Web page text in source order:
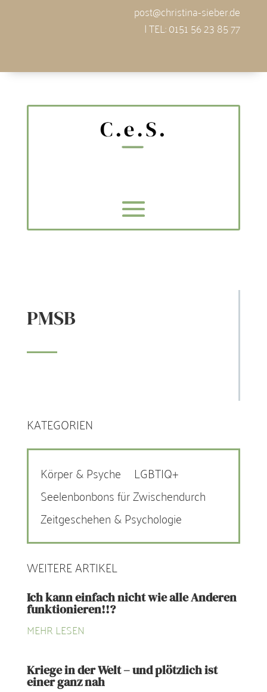
post@christina-sieber.de
| TEL: 0151 56 23 85 77
PMSB
KATEGORIEN
Körper & Psyche
LGBTIQ+
Seelenbonbons für Zwischendurch
Zeitgeschehen & Psychologie
WEITERE ARTIKEL
Ich kann einfach nicht wie alle Anderen
funktionieren!!?
MEHR LESEN
Kriege in der Welt – und plötzlich ist
einer ganz nah